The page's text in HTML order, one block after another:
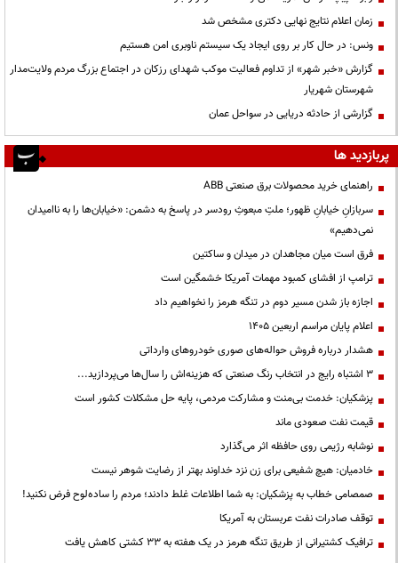
زمان اعلام نتایج نهایی دکتری مشخص شد
ونس: در حال کار بر روی ایجاد یک سیستم ناوبری امن هستیم
گزارش «خبر شهر» از تداوم فعالیت موکب شهدای رزکان در اجتماع بزرگ مردم ولایت‌مدار
شهرستان شهریار
گزارشی از حادثه دریایی در سواحل عمان
پربازدید ها
راهنمای خرید محصولات برق صنعتی ABB
سربازانِ خیابانِ ظهور؛ ملتِ مبعوثِ رودسر در پاسخ به دشمن: «خیابان‌ها را به ناامیدان
نمی‌دهیم»
فرق است میان مجاهدان در میدان و ساکتین
ترامپ از افشای کمبود مهمات آمریکا خشمگین است
اجازه باز شدن مسیر دوم در تنگه هرمز را نخواهیم داد
اعلام پایان مراسم اربعین ۱۴۰۵
هشدار درباره فروش حواله‌های صوری خودروهای وارداتی
3 اشتباه رایج در انتخاب رنگ صنعتی که هزینه‌اش را سال‌ها می‌پردازید...
پزشکیان: خدمت بی‌منت و مشارکت مردمی، پایه حل مشکلات کشور است
قیمت نفت صعودی ماند
نوشابه رژیمی روی حافظه اثر می‌گذارد
خادمیان: هیچ شفیعی برای زن نزد خداوند بهتر از رضایت شوهر نیست
صمصامی خطاب به پزشکیان: به شما اطلاعات غلط دادند؛ مردم را ساده‌لوح فرض نکنید!
توقف صادرات نفت عربستان به آمریکا
ترافیک کشتیرانی از طریق تنگه هرمز در یک هفته به ۳۳ کشتی کاهش یافت